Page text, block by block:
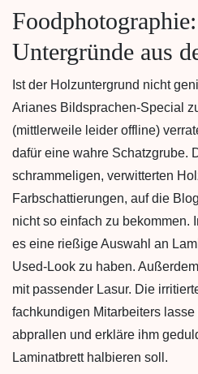
Untergründe aus
Ist der Holzuntergrund nicht
Arianes Bildsprachen-Special
(mittlerweile leider offline)
dafür eine wahre Schatzgrube.
schrammeligen, verwitterten
Farbschattierungen, auf die
nicht so einfach zu bekommen.
es eine rießige Auswahl an
Used-Look zu haben.
mit passender Lasur. Die
fachkundigen Mitarbeiters
abprallen und erkläre ihm
Laminatbrett halbieren soll.